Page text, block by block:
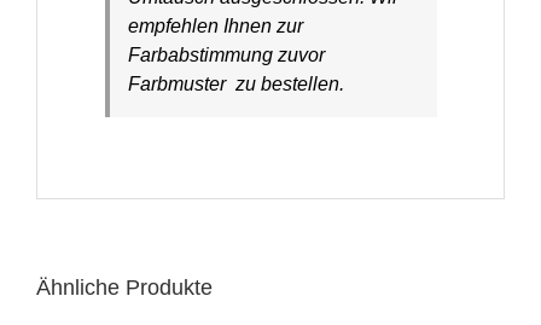
empfehlen Ihnen zur
Farbabstimmung zuvor
Farbmuster zu bestellen.
Ähnliche Produkte